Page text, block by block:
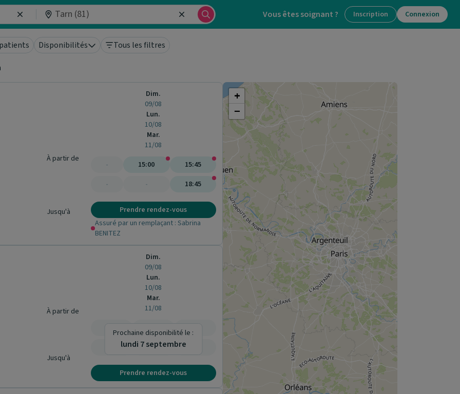
Vous êtes soignant ? Inscription Connexion
Disponibilités
Tous les filtres
À partir de
Jusqu'à
Dim.
09/08
Lun.
10/08
Mar.
11/08
-
-
15:00
-
15:45
18:45
Prendre rendez-vous
Assuré par un remplaçant : Sabrina
BENITEZ
À partir de
Jusqu'à
Dim.
09/08
Lun.
10/08
Mar.
11/08
-
Prochaine disponibilité le :
lundi 7 septembre
Prendre rendez-vous
+
−